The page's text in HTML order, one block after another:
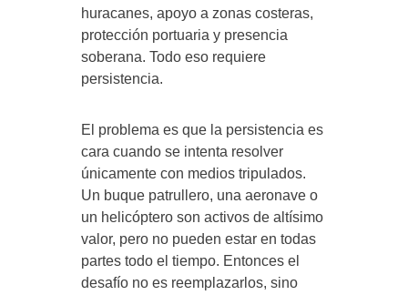
huracanes, apoyo a zonas costeras,
protección portuaria y presencia
soberana. Todo eso requiere
persistencia.
El problema es que la persistencia es
cara cuando se intenta resolver
únicamente con medios tripulados.
Un buque patrullero, una aeronave o
un helicóptero son activos de altísimo
valor, pero no pueden estar en todas
partes todo el tiempo. Entonces el
desafío no es reemplazarlos, sino